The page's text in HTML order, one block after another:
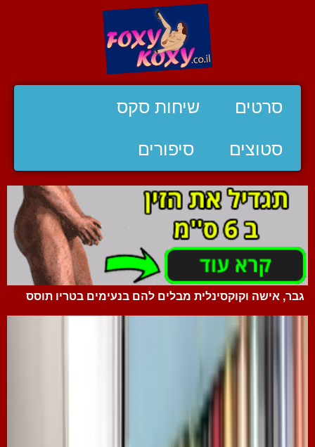
סרטים שיחות סקס
סטוצים סיפורים
גבר, אישה וקוקסינלית מבלים להם בנעימים בטריו תוסס